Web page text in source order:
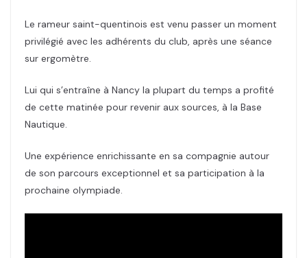
Le rameur saint-quentinois est venu passer un moment
privilégié avec les adhérents du club, après une séance
sur ergomètre.
Lui qui s’entraîne à Nancy la plupart du temps a profité
de cette matinée pour revenir aux sources, à la Base
Nautique.
Une expérience enrichissante en sa compagnie autour
de son parcours exceptionnel et sa participation à la
prochaine olympiade.